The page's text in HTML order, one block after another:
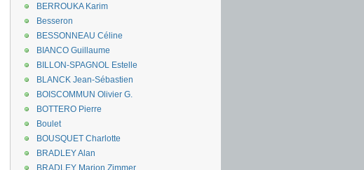
BERROUKA Karim
Besseron
BESSONNEAU Céline
BIANCO Guillaume
BILLON-SPAGNOL Estelle
BLANCK Jean-Sébastien
BOISCOMMUN Olivier G.
BOTTERO Pierre
Boulet
BOUSQUET Charlotte
BRADLEY Alan
BRADLEY Marion Zimmer